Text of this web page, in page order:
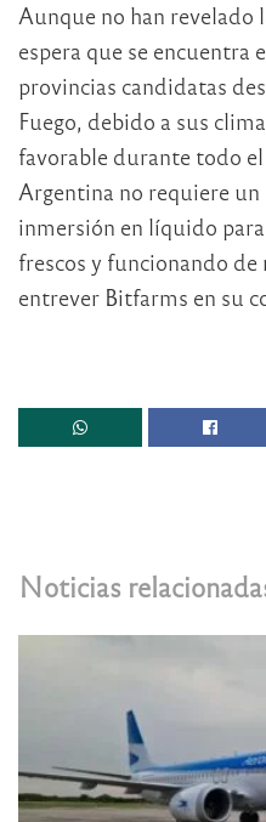
Aunque no han revelado
espera que se encuentra
provincias candidatas
Fuego, debido a sus
favorable durante todo
Argentina no requiere
inmersión en líquido
frescos y funcionando
entrever Bitfarms en su
Noticias